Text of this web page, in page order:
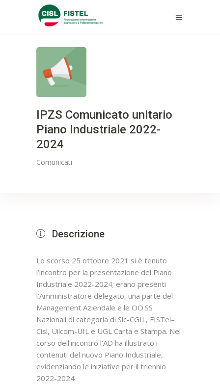
IPZS Comunicato unitario
Piano Industriale 2022-
2024
Comunicati
Descrizione
Lo scorso 25 ottobre 2021 si è tenuto
l’incontro per la presentazione del Piano
Industriale 2022-2024; erano presenti
l’Amministratore delegato, una parte del
Management Aziendale e le OO.SS
Nazionali di categoria di Slc-CGIL, FISTel–
Cisl, Uilcom-UIL e UGL Carta e Stampa. Nel
corso dell’incontro l’AD ha illustrato i
contenuti del nuovo Piano Industriale,
evidenziando le iniziative per il triennio
2022-2024